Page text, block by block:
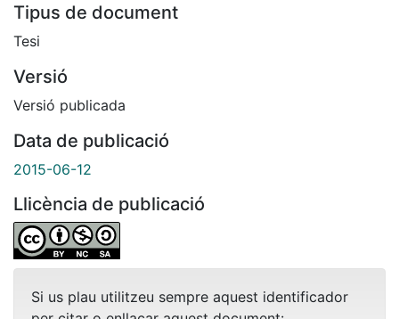
Tipus de document
Tesi
Versió
Versió publicada
Data de publicació
2015-06-12
Llicència de publicació
Si us plau utilitzeu sempre aquest identificador